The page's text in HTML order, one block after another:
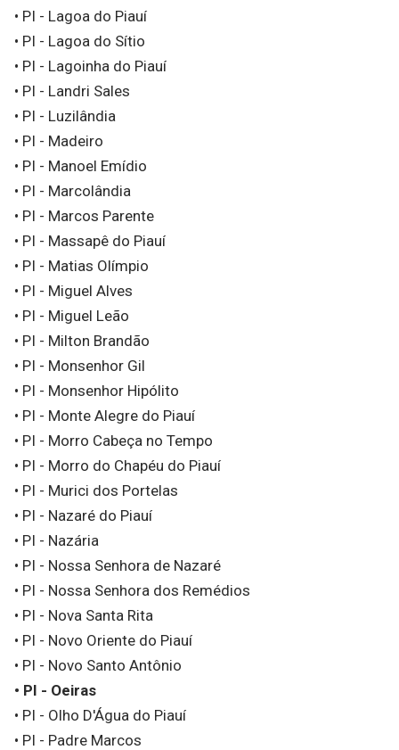
• PI - Lagoa do Piauí
• PI - Lagoa do Sítio
• PI - Lagoinha do Piauí
• PI - Landri Sales
• PI - Luzilândia
• PI - Madeiro
• PI - Manoel Emídio
• PI - Marcolândia
• PI - Marcos Parente
• PI - Massapê do Piauí
• PI - Matias Olímpio
• PI - Miguel Alves
• PI - Miguel Leão
• PI - Milton Brandão
• PI - Monsenhor Gil
• PI - Monsenhor Hipólito
• PI - Monte Alegre do Piauí
• PI - Morro Cabeça no Tempo
• PI - Morro do Chapéu do Piauí
• PI - Murici dos Portelas
• PI - Nazaré do Piauí
• PI - Nazária
• PI - Nossa Senhora de Nazaré
• PI - Nossa Senhora dos Remédios
• PI - Nova Santa Rita
• PI - Novo Oriente do Piauí
• PI - Novo Santo Antônio
• PI - Oeiras
• PI - Olho D'Água do Piauí
• PI - Padre Marcos